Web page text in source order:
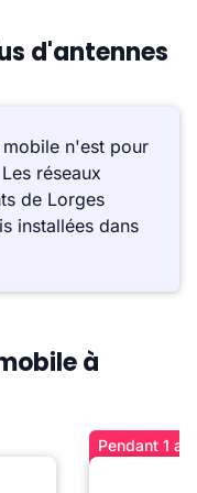
d'antennes
n'est pour
réseaux
de Lorges
installées dans
à
Pendant 1